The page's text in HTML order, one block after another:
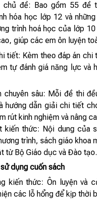
chủ đề: Bao gồm 55 đề
hóa học lớp 12 và
trình hoá học của lớp
giúp các em ôn luyện
tiết: Kèm theo đáp án chi
tự đánh giá năng lực và
chuyên sâu: Mỗi đề thi
hướng dẫn giải chi tiết
rút kinh nghiệm và nâng
kiến thức: Nội dung của
trình, sách giáo khoa
từ Bộ Giáo dục và Đào tạo.
dụng cuốn sách
kiến thức: Ôn luyện và
các lỗ hổng để kịp thời